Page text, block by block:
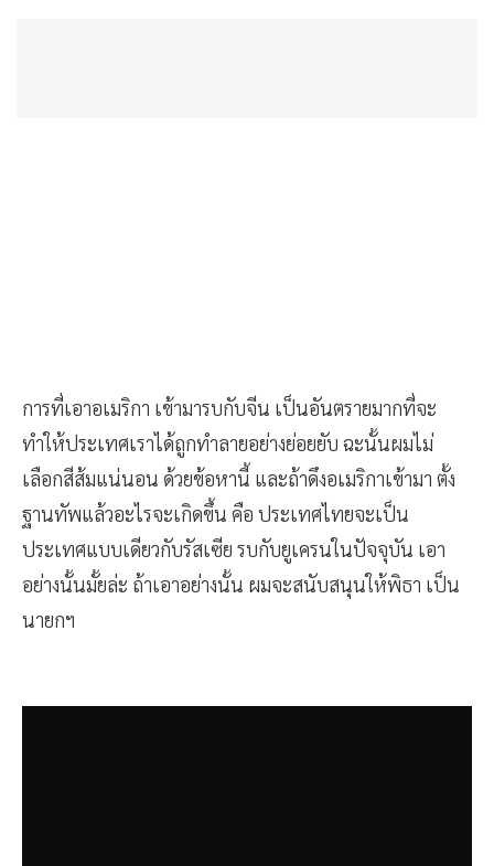
การที่เอาอเมริกา เข้ามารบกับจีน เป็นอันตรายมากที่จะ
ทำให้ประเทศเราได้ถูกทำลายอย่างย่อยยับ ฉะนั้นผมไม่
เลือกสีส้มแน่นอน ด้วยข้อหานี้ และถ้าดึงอเมริกาเข้ามา ตั้ง
ฐานทัพแล้วอะไรจะเกิดขึ้น คือ ประเทศไทยจะเป็น
ประเทศแบบเดียวกับรัสเซีย รบกับยูเครนในปัจจุบัน เอา
อย่างนั้นมั้ยล่ะ ถ้าเอาอย่างนั้น ผมจะสนับสนุนให้พิธา เป็น
นายกฯ